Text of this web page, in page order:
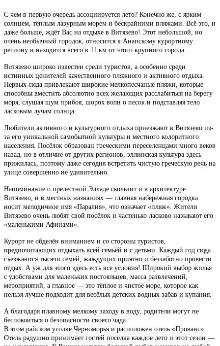
С чем в первую очередь ассоциируется лето? Конечно же, с ярким
солнцем, тёплым лазурным морем и бескрайними пляжами. Всё это, и
даже больше, ждёт Вас на отдыхе в Витязево! Этот небольшой, но
очень необычный городок, относится к Анапскому курортному
региону и находится всего в 11 км от этого крупного города.
Витязево широко известен среди туристов, а особенно среди
истинных ценителей качественного пляжного и активного отдыха.
Первых сюда привлекают широкие мелкопесчаные пляжи, которые
способны вместить абсолютно всех желающих расслабиться на берегу
моря, слушая шум прибоя, шорох волн о песок и подставляя тело
ласковым лучам солнца.
Любители активного и культурного отдыха приезжают в Витязево из-
за его уникальной самобытной культуры и местного колоритного
населения. Посёлок образован греческими переселенцами много веков
назад, но в отличие от других регионов, эллинская культура здесь
прижилась, поэтому даже сегодня встретить чистую греческую речь на
улице совершенно не удивительно.
Напоминание о прелестной Элладе скользит и в архитектуре
Витязево, и в местных названиях — главная набережная городка
носит мелодичное имя «Паралия», что означает «пляж». Жители
Витязево очень любят свой посёлок и частенько ласково называют его
«маленькими Афинами».
Курорт не обделён вниманием и со стороны туристов,
предпочитающих отдыхать всей семьёй и с детьми. Каждый год сюда
съезжаются тысячи семей, жаждущих приятно и беззаботно провести
отдых. А уж для этого здесь есть все условия! Широкий выбор жилья
с удобствами для маленьких постояльцев, масса развлечений,
мероприятий, а главное — это тёплое и чистое море, которое как
нельзя лучше подходит для весёлых детских водных забав и купания.
А благодаря плавному мелкому заходу в воду, родители могут не
беспокоиться о безопасности своего чада.
В этом райском уголке Черноморья и расположен отель «Прованс».
Отель радушно принимает гостей посёлка каждое лето и этот сезон —